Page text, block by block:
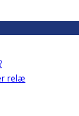
relæ